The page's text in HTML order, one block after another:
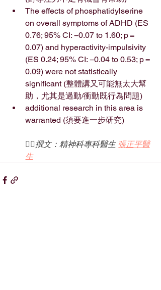
The effects of phosphatidylserine
on overall symptoms of ADHD (ES
0.76; 95% CI: −0.07 to 1.60; p =
0.07) and hyperactivity-impulsivity
(ES 0.24; 95% CI: −0.04 to 0.53; p =
0.09) were not statistically
significant (整體講又可能無太大幫
助，尤其是過動/衝動既行為問題)
additional research in this area is
warranted (須要進一步研究)
✍🏻撰文：精神科專科醫生 張正平醫
生